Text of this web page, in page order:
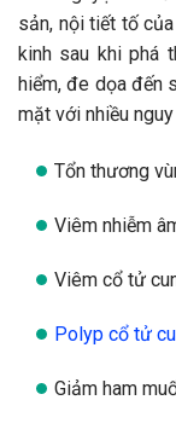
sản, nội tiết tố
kinh sau khi phá
hiểm, đe dọa đến
mặt với nhiều
Tổn thương
Viêm nhiễm
Viêm cổ tử
Polyp cổ tử
Giảm ham